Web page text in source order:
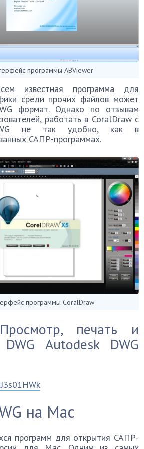
программы ABViewer
известная программа для
среди прочих файлов может
формат. Однако по отзывам
работать в CoralDraw с
не так удобно, как в
САПР-программах.
программы CoralDraw
печать и
DWG Autodesk DWG
на Mac
программ для открытия САПР-